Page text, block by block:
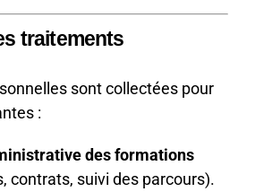
traitements
sont collectées pour
:
des formations
contrats, suivi des parcours).